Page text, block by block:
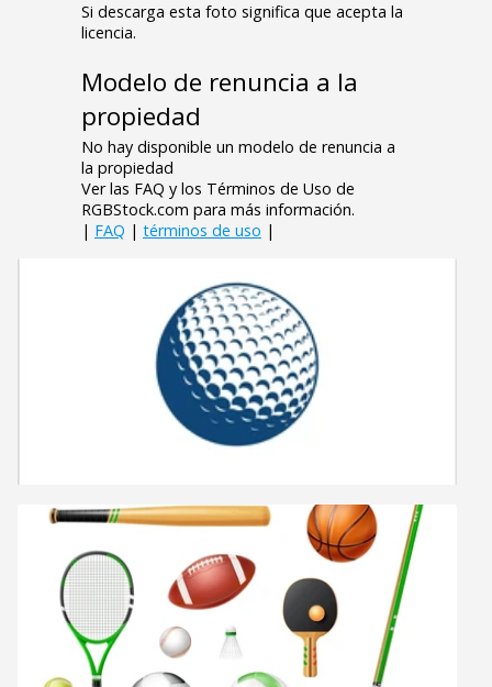
Si descarga esta foto significa que acepta la
licencia.
Modelo de renuncia a la
propiedad
No hay disponible un modelo de renuncia a
la propiedad
Ver las FAQ y los Términos de Uso de
RGBStock.com para más información.
| FAQ | términos de uso |